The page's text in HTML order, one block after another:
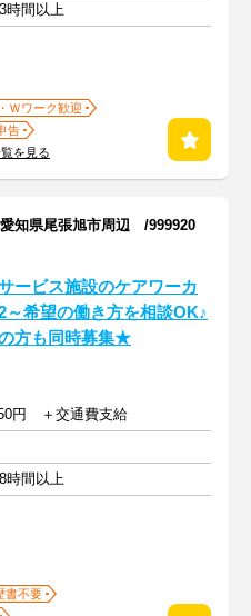
時間以上
Ｗワーク歓迎
告
を見る
知県尾張旭市周辺 /999920
サービス施設のケアワーカ
～希望の働き方を相談OK♪
方も同時募集★
円 ＋交通費支給
時間以上
書不要